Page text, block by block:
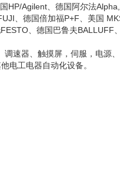
HP/Agilent、德国阿尔法
、德国倍加福P+F、美国
、德国巴鲁夫
速器、触摸屏，伺服，电源
电工电器自动化设备。